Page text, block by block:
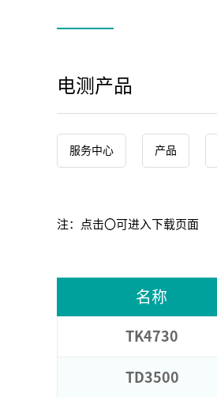
电测产品
服务中心 产品
注：点击〇可进入下载页面
名称
TK4730
TD3500